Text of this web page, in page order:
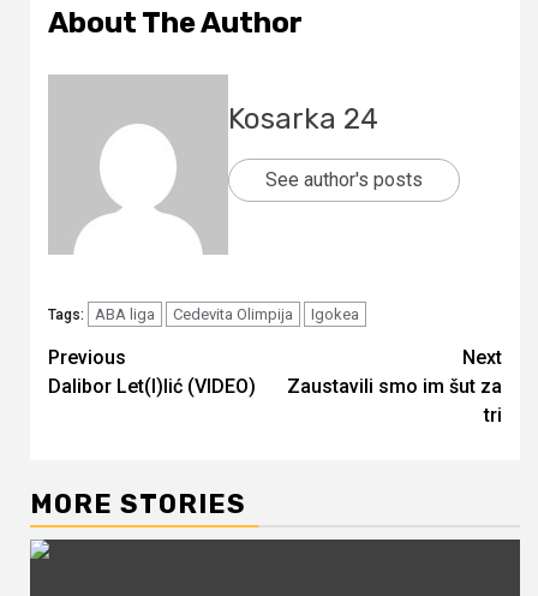
About The Author
Kosarka 24
See author's posts
Tags: ABA liga Cedevita Olimpija Igokea
Continue
Reading
Previous
Dalibor Let(I)lić (VIDEO)
Next
Zaustavili smo im šut za
tri
MORE STORIES